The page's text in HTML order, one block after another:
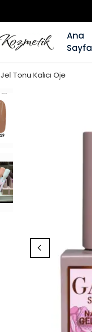
Ana
Sayfa
Jel Tonu Kalıcı Oje